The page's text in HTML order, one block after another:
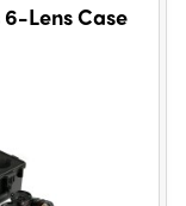
Lens Case